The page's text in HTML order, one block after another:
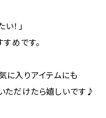
！」
めです。
に入りアイテムにも
ただけたら嬉しいです♪